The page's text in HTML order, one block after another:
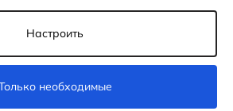
Возврат товара
Настройки файлов cookie
Настроить
необходимые